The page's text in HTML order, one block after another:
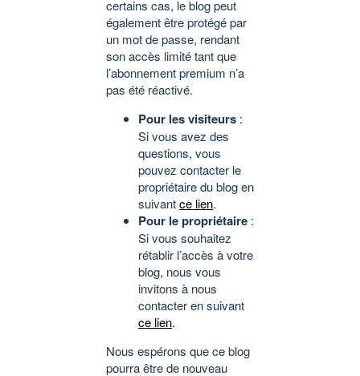
certains cas, le blog peut
également être protégé par
un mot de passe, rendant
son accès limité tant que
l’abonnement premium n’a
pas été réactivé.
Pour les visiteurs :
Si vous avez des
questions, vous
pouvez contacter le
propriétaire du blog en
suivantce lien.
Pour le propriétaire :
Si vous souhaitez
rétablir l’accès à votre
blog, nous vous
invitons à nous
contacter en suivant
ce lien.
Nous espérons que ce blog
pourra être de nouveau